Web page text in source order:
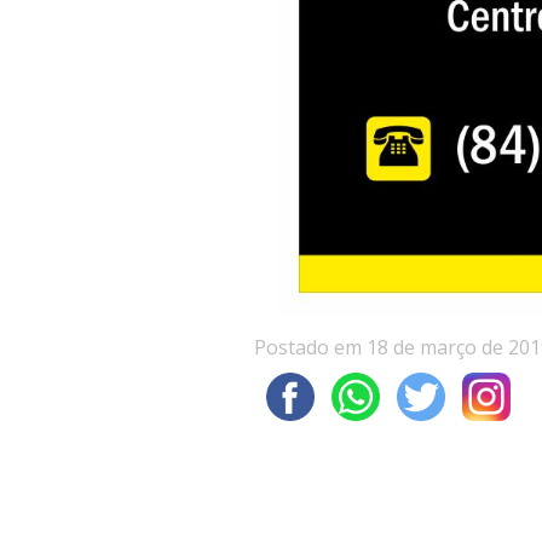
Postado em 18 de março de